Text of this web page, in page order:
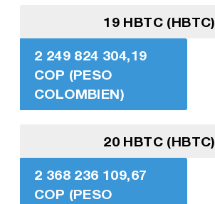
19 HBTC (HBTC)
2 249 824 304,19
COP (PESO
COLOMBIEN)
20 HBTC (HBTC)
2 368 236 109,67
COP (PESO